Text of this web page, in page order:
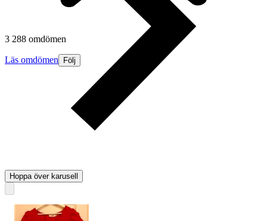
3 288 omdömen
Läs omdömen Följ
Hoppa över karusell